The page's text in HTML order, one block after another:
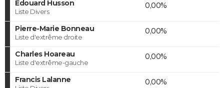
Edouard Husson
Liste Divers
0,00%
Pierre-Marie Bonneau
Liste d'extrême droite
0,00%
Charles Hoareau
Liste d'extrême-gauche
0,00%
Francis Lalanne 0,00%